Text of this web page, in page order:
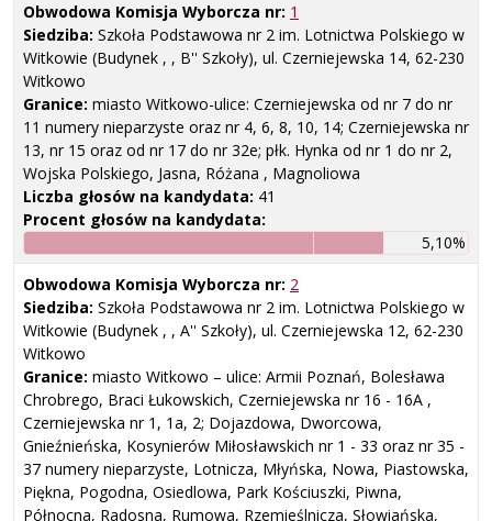
Obwodowa Komisja Wyborcza nr: 1
Siedziba: Szkoła Podstawowa nr 2 im. Lotnictwa Polskiego w
Witkowie (Budynek , , B'' Szkoły), ul. Czerniejewska 14, 62-230
Witkowo
Granice: miasto Witkowo-ulice: Czerniejewska od nr 7 do nr
11 numery nieparzyste oraz nr 4, 6, 8, 10, 14; Czerniejewska nr
13, nr 15 oraz od nr 17 do nr 32e; płk. Hynka od nr 1 do nr 2,
Wojska Polskiego, Jasna, Różana , Magnoliowa
Liczba głosów na kandydata: 41
Procent głosów na kandydata:
5,10%
Obwodowa Komisja Wyborcza nr: 2
Siedziba: Szkoła Podstawowa nr 2 im. Lotnictwa Polskiego w
Witkowie (Budynek , , A'' Szkoły), ul. Czerniejewska 12, 62-230
Witkowo
Granice: miasto Witkowo – ulice: Armii Poznań, Bolesława
Chrobrego, Braci Łukowskich, Czerniejewska nr 16 - 16A ,
Czerniejewska nr 1, 1a, 2; Dojazdowa, Dworcowa,
Gnieźnieńska, Kosynierów Miłosławskich nr 1 - 33 oraz nr 35 -
37 numery nieparzyste, Lotnicza, Młyńska, Nowa, Piastowska,
Piękna, Pogodna, Osiedlowa, Park Kościuszki, Piwna,
Północna, Radosna, Rumowa, Rzemieślnicza, Słowiańska,